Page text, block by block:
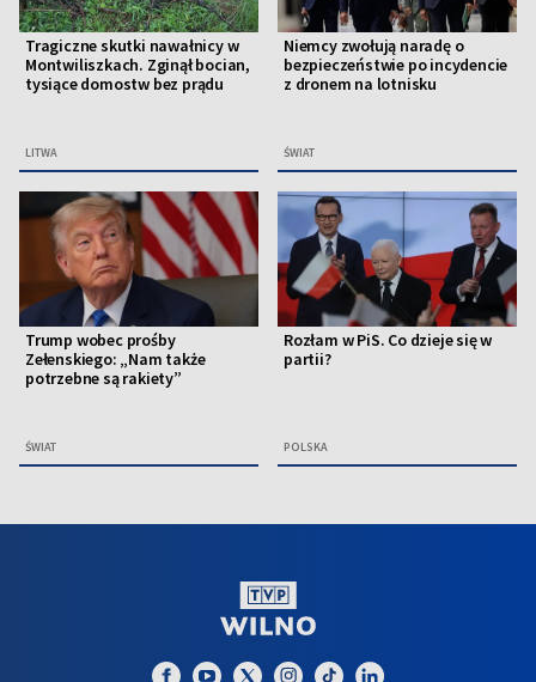
Tragiczne skutki nawałnicy w
Montwiliszkach. Zginął bocian,
tysiące domostw bez prądu
LITWA
Niemcy zwołują naradę o
bezpieczeństwie po incydencie
z dronem na lotnisku
ŚWIAT
Trump wobec prośby
Zełenskiego: „Nam także
potrzebne są rakiety”
ŚWIAT
Rozłam w PiS. Co dzieje się w
partii?
POLSKA